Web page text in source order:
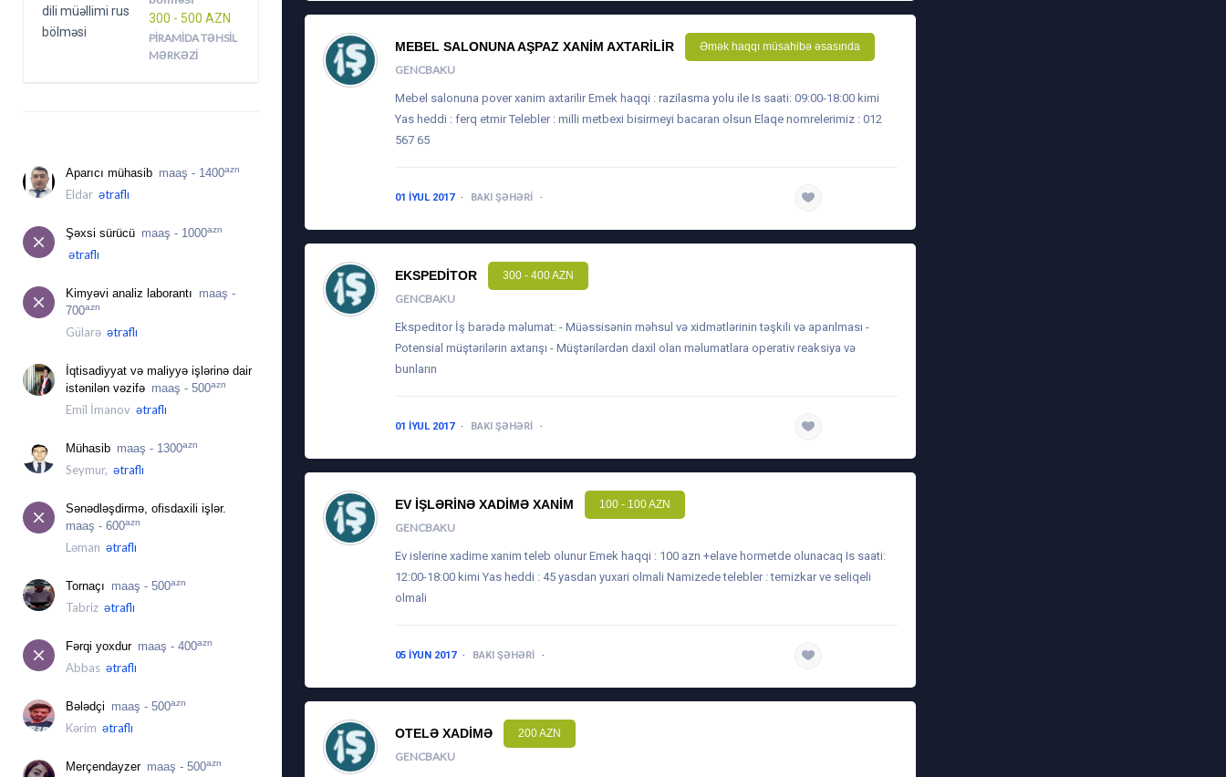
300 - 500 AZN
PIRAMIDA TƏHSIL
MƏRKƏZI
Aparıcı mühasib maaş - 1400azn
Eldar ətraflı
Şəxsi sürücü maaş - 1000azn
ətraflı
Kimyəvi analiz laborantı maaş -
700azn
Gülarə ətraflı
İqtisadiyyat və maliyyə işlərinə dair
istənilən vəzifə maaş - 500azn
Emil İmanov ətraflı
Mühasib maaş - 1300azn
Seymur, ətraflı
Sənədləşdirmə, ofisdaxili işlər.
maaş - 600azn
Ləman ətraflı
Tornaçı maaş - 500azn
Tabriz ətraflı
Fərqi yoxdur maaş - 400azn
Abbas ətraflı
Bələdçi maaş - 500azn
Kərim ətraflı
Merçendayzer maaş - 500azn
MEBEL SALONUNA AŞPAZ XANIM AXTARILIR Əmək haqqı müsahibə əsasında
GENCBAKU
Mebel salonuna pover xanim axtarilir Emek haqqi : razilasma yolu ile Is saati: 09:00-18:00 kimi
Yas heddi : ferq etmir Telebler : milli metbexi bisirmeyi bacaran olsun Elaqe nomrelerimiz : 012
567 65
01 IYUL 2017 BAKI ŞƏHƏRI
EKSPEDITOR 300 - 400 AZN
GENCBAKU
Ekspeditor İş barədə məlumat: - Müəssisənin məhsul və xidmətlərinin təşkili və aparılması -
Potensial müştərilərin axtarışı - Müştərilərdən daxil olan məlumatlara operativ reaksiya və
bunların
01 IYUL 2017 BAKI ŞƏHƏRI
EV IŞLƏRINƏ XADIMƏ XANIM 100 - 100 AZN
GENCBAKU
Ev islerine xadime xanim teleb olunur Emek haqqi : 100 azn +elave hormetde olunacaq Is saati:
12:00-18:00 kimi Yas heddi : 45 yasdan yuxari olmali Namizede telebler : temizkar ve seliqeli
olmali
05 IYUN 2017 BAKI ŞƏHƏRI
OTELƏ XADIMƏ 200 AZN
GENCBAKU